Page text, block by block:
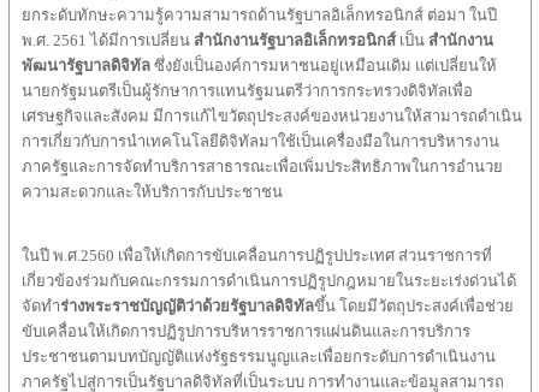
ยกระดับทักษะความรู้ความสามารถด้านรัฐบาลอิเล็กทรอนิกส์ ต่อมา ในปี
พ.ศ. 2561 ได้มีการเปลี่ยน สำนักงานรัฐบาลอิเล็กทรอนิกส์ เป็น สำนักงาน
พัฒนารัฐบาลดิจิทัล ซึ่งยังเป็นองค์การมหาชนอยู่เหมือนเดิม แต่เปลี่ยนให้
นายกรัฐมนตรีเป็นผู้รักษาการแทนรัฐมนตรีว่าการกระทรวงดิจิทัลเพื่อ
เศรษฐกิจและสังคม มีการแก้ไขวัตถุประสงค์ของหน่วยงานให้สามารถดำเนิน
การเกี่ยวกับการนำเทคโนโลยีดิจิทัลมาใช้เป็นเครื่องมือในการบริหารงาน
ภาครัฐและการจัดทำบริการสาธารณะเพื่อเพิ่มประสิทธิภาพในการอำนวย
ความสะดวกและให้บริการกับประชาชน
ในปี พ.ศ.2560 เพื่อให้เกิดการขับเคลื่อนการปฏิรูปประเทศ ส่วนราชการที่
เกี่ยวข้องร่วมกับคณะกรรมการดำเนินการปฏิรูปกฎหมายในระยะเร่งด่วนได้
จัดทำร่างพระราชบัญญัติว่าด้วยรัฐบาลดิจิทัลขึ้น โดยมีวัตถุประสงค์เพื่อช่วย
ขับเคลื่อนให้เกิดการปฏิรูปการบริหารราชการแผ่นดินและการบริการ
ประชาชนตามบทบัญญัติแห่งรัฐธรรมนูญและเพื่อยกระดับการดำเนินงาน
ภาครัฐไปสู่การเป็นรัฐบาลดิจิทัลที่เป็นระบบ การทำงานและข้อมูลสามารถ